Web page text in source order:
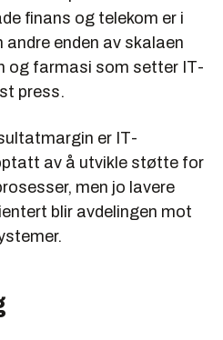
finans og telekom er i
andre enden av skalaen
og farmasi som setter IT-
press.
er IT-
av å utvikle støtte for
men jo lavere
blir avdelingen mot